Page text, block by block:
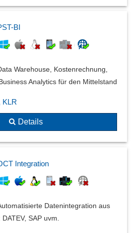
BI
Warehouse, Kostenrechnung,
Analytics für den Mittelstand
KLR
Details
Integration
Datenintegration aus
SAP uvm.